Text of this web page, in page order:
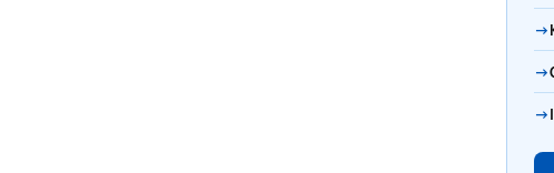
→
→
→